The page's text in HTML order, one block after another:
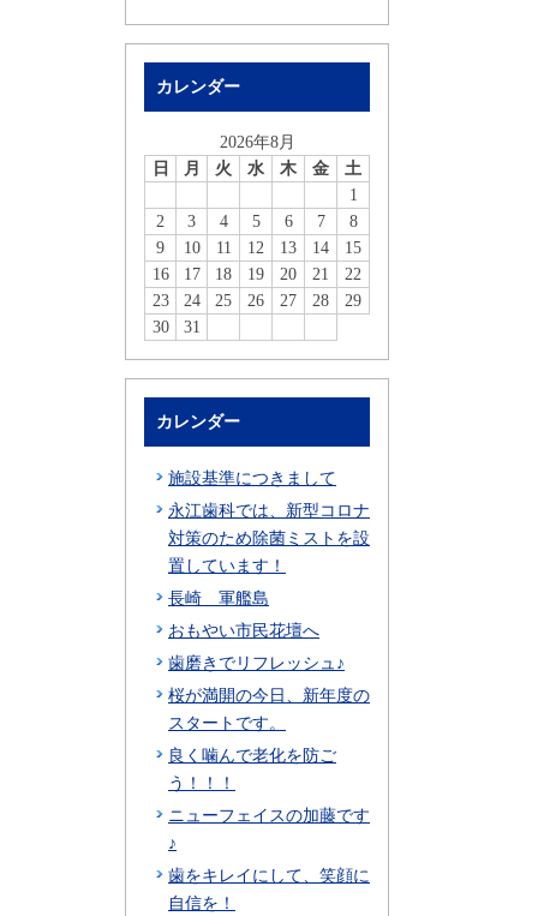
カレンダー
2026年8月
日
月 火 水 木 金
土
1
2
3 4 5 6 7
8
9
10 11 12 13 14
15
16
17 18 19 20 21
22
23
24 25 26 27 28
29
30
31
カレンダー
施設基準につきまして
永江歯科では、新型コロナ
対策のため除菌ミストを設
置しています！
長崎 軍艦島
おもやい市民花壇へ
歯磨きでリフレッシュ♪
桜が満開の今日、新年度の
スタートです。
良く噛んで老化を防ご
う！！！
ニューフェイスの加藤です
♪
歯をキレイにして、笑顔に
自信を！